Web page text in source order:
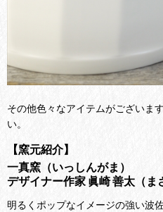
その他色々なアイテムがございま
い。
【窯元紹介】
一真窯（いっしんがま）
デザイナー作家 眞崎 善太（ま
明るくポップなイメージの強い波